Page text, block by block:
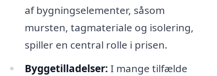
af bygningselementer, såsom
mursten, tagmateriale og isolering,
spiller en central rolle i prisen.
Byggetilladelser: I mange tilfælde